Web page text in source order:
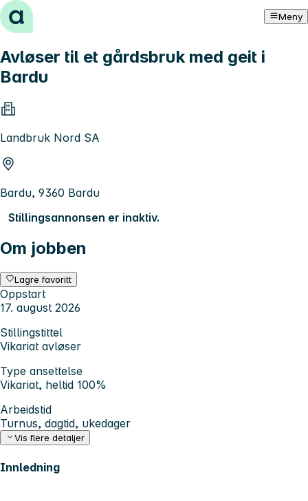
Hopp til innhold Meny
Avløser til et gårdsbruk med geit i
Bardu
Landbruk Nord SA
Bardu, 9360 Bardu
Stillingsannonsen er inaktiv.
Om jobben
Lagre favoritt
Oppstart
17. august 2026
Stillingstittel
Vikariat avløser
Type ansettelse
Vikariat, heltid 100%
Arbeidstid
Turnus, dagtid, ukedager
Vis flere detaljer
Innledning